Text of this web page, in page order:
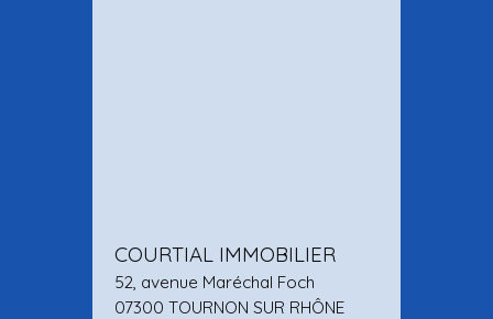
COURTIAL IMMOBILIER
52, avenue Maréchal Foch
07300 TOURNON SUR RHÔNE